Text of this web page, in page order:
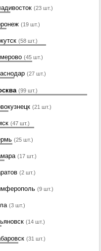
(23 шт.)
(19 шт.)
(58 шт.)
(45 шт.)
(27 шт.)
(99 шт.)
(21 шт.)
(47 шт.)
(25 шт.)
(17 шт.)
(2 шт.)
(9 шт.)
(3 шт.)
(14 шт.)
(31 шт.)